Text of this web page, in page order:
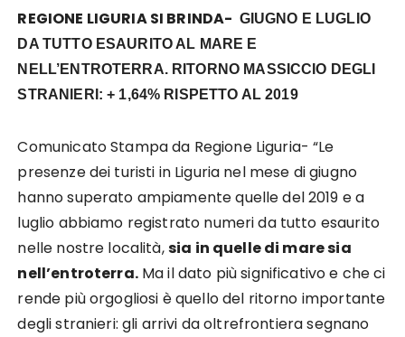
REGIONE LIGURIA SI BRINDA- GIUGNO E LUGLIO
DA TUTTO ESAURITO AL MARE E
NELL’ENTROTERRA. RITORNO MASSICCIO DEGLI
STRANIERI: + 1,64% RISPETTO AL 2019
Comunicato Stampa da Regione Liguria- “Le
presenze dei turisti in Liguria nel mese di giugno
hanno superato ampiamente quelle del 2019 e a
luglio abbiamo registrato numeri da tutto esaurito
nelle nostre località,sia in quelle di mare sia
nell’entroterra.Ma il dato più significativo e che ci
rende più orgogliosi è quello del ritorno importante
degli stranieri: gli arrivi da oltrefrontiera segnano